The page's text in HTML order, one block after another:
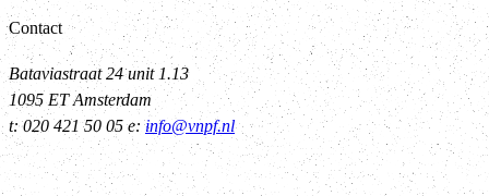
Contact
Bataviastraat 24 unit 1.13
1095 ET Amsterdam
t: 020 421 50 05 e:info@vnpf.nl